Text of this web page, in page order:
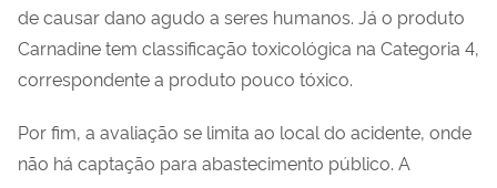
de causar dano agudo a seres humanos. Já o produto
Carnadine tem classificação toxicológica na Categoria 4,
correspondente a produto pouco tóxico.
Por fim, a avaliação se limita ao local do acidente, onde
não há captação para abastecimento público. A